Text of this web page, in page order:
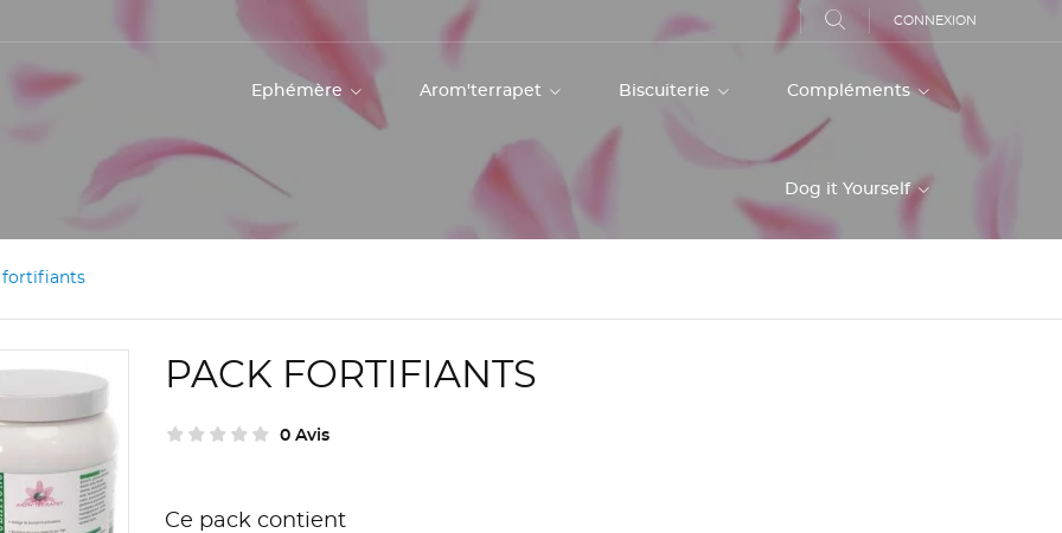
CONNEXION
Ephémère Arom'terrapet Biscuiterie Compléments
Dog it Yourself
fortifiants
PACK FORTIFIANTS
0 Avis
Ce pack contient